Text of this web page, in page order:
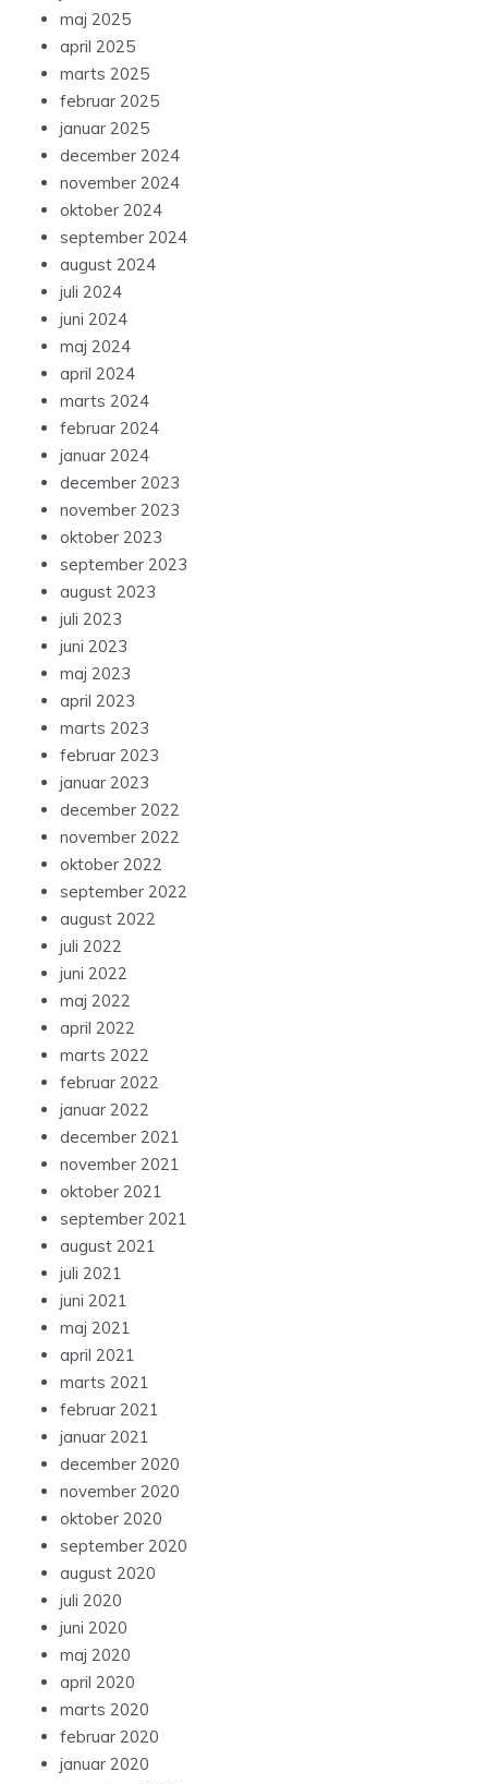
maj 2025
april 2025
marts 2025
februar 2025
januar 2025
december 2024
november 2024
oktober 2024
september 2024
august 2024
juli 2024
juni 2024
maj 2024
april 2024
marts 2024
februar 2024
januar 2024
december 2023
november 2023
oktober 2023
september 2023
august 2023
juli 2023
juni 2023
maj 2023
april 2023
marts 2023
februar 2023
januar 2023
december 2022
november 2022
oktober 2022
september 2022
august 2022
juli 2022
juni 2022
maj 2022
april 2022
marts 2022
februar 2022
januar 2022
december 2021
november 2021
oktober 2021
september 2021
august 2021
juli 2021
juni 2021
maj 2021
april 2021
marts 2021
februar 2021
januar 2021
december 2020
november 2020
oktober 2020
september 2020
august 2020
juli 2020
juni 2020
maj 2020
april 2020
marts 2020
februar 2020
januar 2020